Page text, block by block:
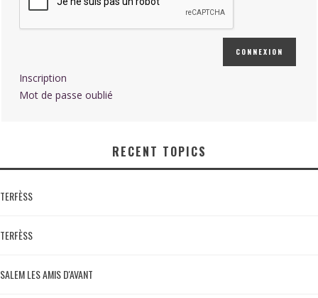
CONNEXION
Inscription
Mot de passe oublié
RECENT TOPICS
TERFÈSS
TERFÈSS
SALEM LES AMIS D'AVANT